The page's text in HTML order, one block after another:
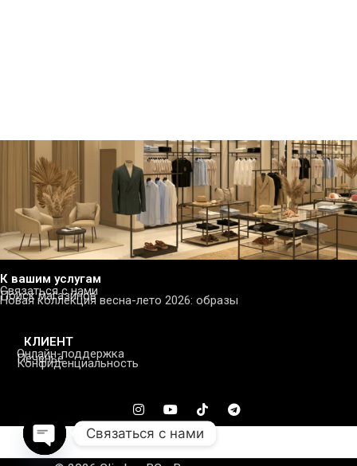
К вашим услугам
Связаться с нами
Поиск магазинов
Новая коллекция весна-лето 2026: образы
КЛИЕНТ
Онлайн-поддержка
Печенье
Конфиденциальность
Связаться с нами